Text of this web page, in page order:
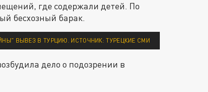
где содержали детей. По
бесхозный барак.
ВЫВЕЗ В ТУРЦИЮ. ИСТОЧНИК: ТУРЕЦКИЕ СМИ
дело о подозрении в